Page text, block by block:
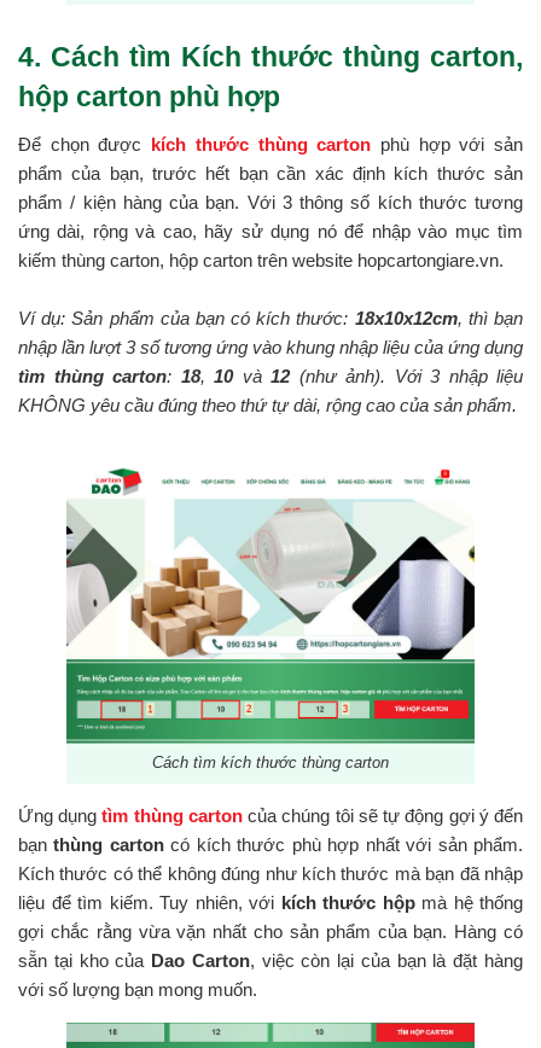
4. Cách tìm Kích thước thùng carton,
hộp carton phù hợp
Để chọn được kích thước thùng carton phù hợp với sản
phẩm của bạn, trước hết bạn cần xác định kích thước sản
phẩm / kiện hàng của bạn. Với 3 thông số kích thước tương
ứng dài, rộng và cao, hãy sử dụng nó để nhập vào mục tìm
kiếm thùng carton, hộp carton trên website hopcartongiare.vn.
Ví dụ: Sản phẩm của bạn có kích thước: 18x10x12cm, thì bạn
nhập lần lượt 3 số tương ứng vào khung nhập liệu của ứng dụng
tìm thùng carton: 18, 10 và 12 (như ảnh). Với 3 nhập liệu
KHÔNG yêu cầu đúng theo thứ tự dài, rộng cao của sản phẩm.
Cách tìm kích thước thùng carton
Ứng dụngtìm thùng cartoncủa chúng tôi sẽ tự động gợi ý đến
bạnthùng cartoncó kích thước phù hợp nhất với sản phẩm.
Kích thước có thể không đúng như kích thước mà bạn đã nhập
liệu để tìm kiếm. Tuy nhiên, với kích thước hộpmà hệ thống
gợi chắc rằng vừa vặn nhất cho sản phẩm của bạn. Hàng có
sẵn tại kho của Dao Carton, việc còn lại của bạn là đặt hàng
với số lượng bạn mong muốn.